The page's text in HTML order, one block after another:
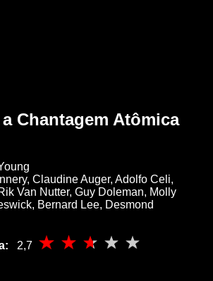
Chantagem Atômica
Claudine Auger, Adolfo Celi,
Van Nutter, Guy Doleman, Molly
Bernard Lee, Desmond
2,7